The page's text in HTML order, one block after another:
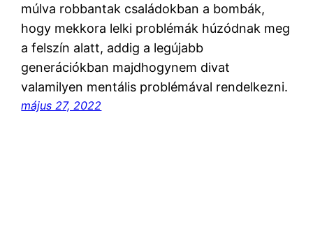
múlva robbantak családokban a bombák,
hogy mekkora lelki problémák húzódnak meg
a felszín alatt, addig a legújabb
generációkban majdhogynem divat
valamilyen mentális problémával rendelkezni.
május 27, 2022